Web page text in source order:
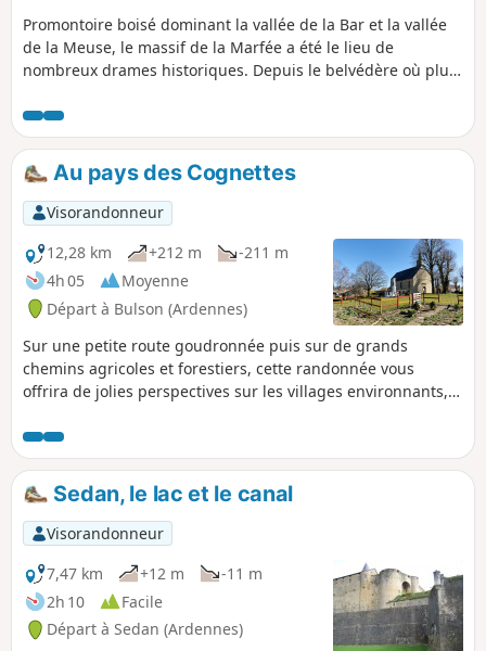
Promontoire boisé dominant la vallée de la Bar et la vallée
de la Meuse, le massif de la Marfée a été le lieu de
nombreux drames historiques. Depuis le belvédère où plus
comprendre l'intérêt stratégique qu'a pu représenter ce
"haut lieu" proche de la frontière. Cette randonnée décrit
un circuit Promenade et Randonnée d'Ardenne Métropole.
(Balisage Jaune).
Au pays des Cognettes
Visorandonneur
12,28 km
+212 m
-211 m
4h 05
Moyenne
Départ à Bulson (Ardennes)
Sur une petite route goudronnée puis sur de grands
chemins agricoles et forestiers, cette randonnée vous
offrira de jolies perspectives sur les villages environnants,
est le surnom donné aux habitants de Bulson.
Sedan, le lac et le canal
Visorandonneur
7,47 km
+12 m
-11 m
2h 10
Facile
Départ à Sedan (Ardennes)